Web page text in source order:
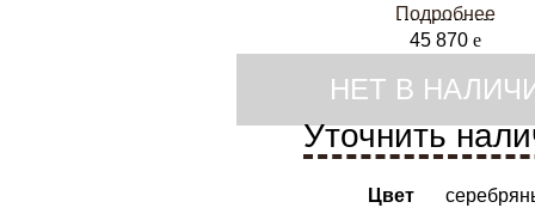
Подробнее
45 870 e
НЕТ В
Уточнить
Цвет